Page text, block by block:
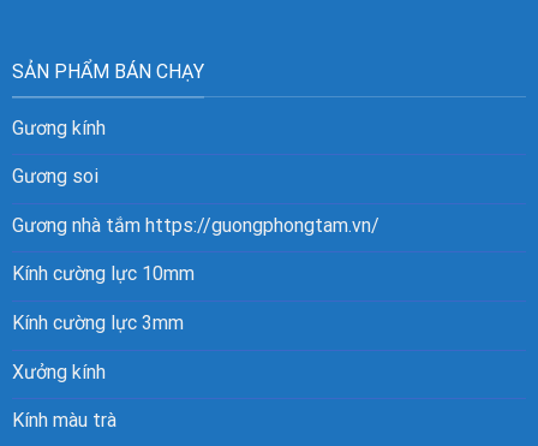
SẢN PHẨM BÁN CHẠY
Gương kính
Gương soi
Gương nhà tắm https://guongphongtam.vn/
Kính cường lực 10mm
Kính cường lực 3mm
Xưởng kính
Kính màu trà